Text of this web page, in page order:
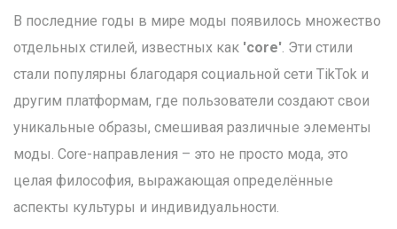
В последние годы в мире моды появилось множество
отдельных стилей, известных как 'core'. Эти стили
стали популярны благодаря социальной сети TikTok и
другим платформам, где пользователи создают свои
уникальные образы, смешивая различные элементы
моды. Core-направления – это не просто мода, это
целая философия, выражающая определённые
аспекты культуры и индивидуальности.